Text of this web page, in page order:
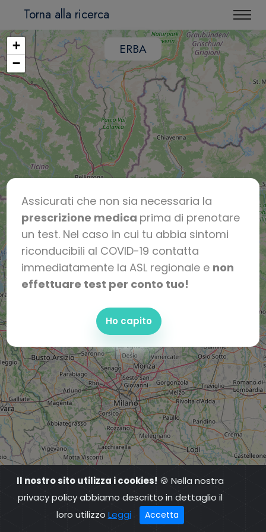
Assicurati che non sia necessaria la
prescrizione medica prima di prenotare
un test. Nel caso in cui tu abbia sintomi
riconducibili al COVID-19 contatta
immediatamente la ASL regionale e non
effettuare test per conto tuo!
Ho capito
Torna alla ricerca
ERBA
+
−
Il nostro sito utilizza i cookies! 🍪 Nella nostra
privacy policy abbiamo descritto in dettaglio il
loro utilizzo Leggi Accetta